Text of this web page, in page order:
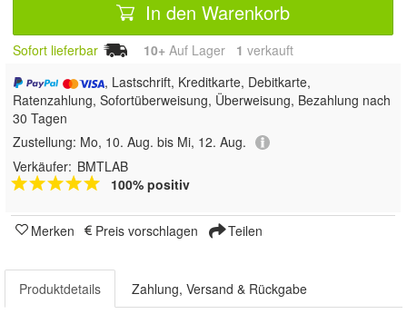
In den Warenkorb
Sofort lieferbar 10+ Auf Lager 1 verkauft
, Lastschrift, Kreditkarte, Debitkarte,
Ratenzahlung, Sofortüberweisung, Überweisung, Bezahlung nach
30 Tagen
Zustellung: Mo, 10. Aug. bis Mi, 12. Aug.
Verkäufer: BMTLAB
100% positiv
Merken Preis vorschlagen Teilen
Produktdetails Zahlung, Versand & Rückgabe